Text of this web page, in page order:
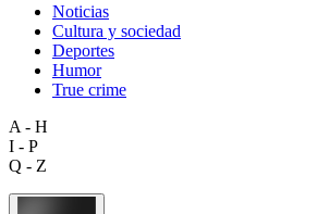
Noticias
Cultura y sociedad
Deportes
Humor
True crime
A - H
I - P
Q - Z